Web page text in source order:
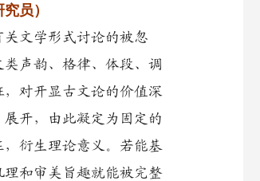
员）
文学形式讨论的被忽
声韵、格律、体段、调
对开显古文论的价值深
，由此凝定为固定的
衍生理论意义。若能基
和审美旨趣就能被完整